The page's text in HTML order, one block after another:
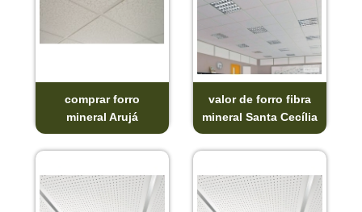
comprar forro
mineral Arujá
valor de forro fibra
mineral Santa Cecília